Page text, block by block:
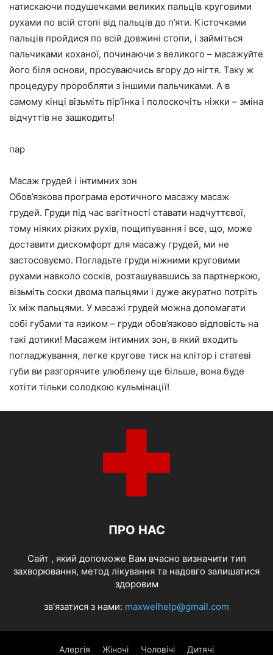
натискаючи подушечками великих пальців круговими
рухами по всій стопі від пальців до п’яти. Кісточками
пальців пройдися по всій довжині стопи, і займіться
пальчиками коханої, починаючи з великого – масажуйте
його біля основи, просуваючись вгору до нігтя. Таку ж
процедуру проробляти з іншими пальчиками. А в
самому кінці візьміть пір’їнка і полоскочіть ніжки – зміна
відчуттів не зашкодить!
пар
Масаж грудей і інтимних зон
Обов’язкова програма еротичного масажу масаж
грудей. Груди під час вагітності ставати надчуттєвої,
тому ніяких різких рухів, пощипування і все, що, може
доставити дискомфорт для масажу грудей, ми не
застосовуємо. Погладьте груди ніжними круговими
рухами навколо сосків, розташувавшись за партнеркою,
візьміть соски двома пальцями і дуже акуратно потріть
їх між пальцями. У масажі грудей можна допомагати
собі губами та язиком – груди обов’язково відповість на
такі дотики! Масажем інтимних зон, в який входить
погладжування, легке кругове тиск на клітор і статеві
губи ви разгорячите улюблену ще більше, вона буде
хотіти тільки солодкою кульмінації!
ПРО НАС
Cайт , який допоможе Вам вчасно визначити тип
захворювання, метод лікування та надовго залишатися
здоровим
зв'язатися з нами: maxwelhelp@gmail.com
Алергія Жіночі Чоловічі Дитячі